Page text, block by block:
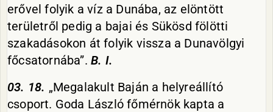
erővel folyik a víz a Dunába, az elöntött
területről pedig a bajai és Sükösd fölötti
szakadásokon át folyik vissza a Dunavölgyi
főcsatornába”. B. I.
03. 18. „Megalakult Baján a helyreállító
csoport. Goda László főmérnök kapta a